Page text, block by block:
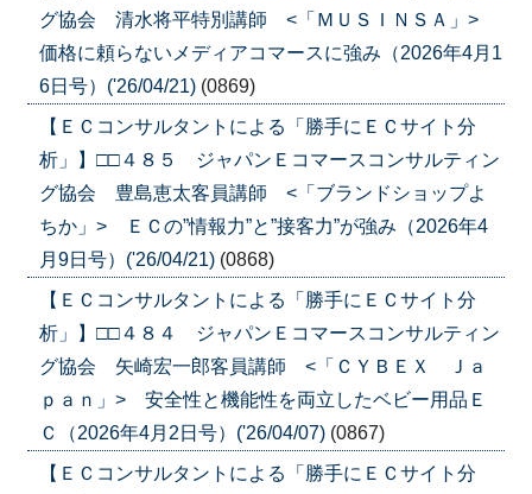
グ協会 清水将平特別講師 <「ＭＵＳＩＮＳＡ」>
価格に頼らないメディアコマースに強み（2026年4月1
6日号）('26/04/21) (0869)
【ＥＣコンサルタントによる「勝手にＥＣサイト分
析」】□□４８５ ジャパンＥコマースコンサルティン
グ協会 豊島恵太客員講師 <「ブランドショップよ
ちか」> ＥＣの”情報力”と”接客力”が強み（2026年4
月9日号）('26/04/21) (0868)
【ＥＣコンサルタントによる「勝手にＥＣサイト分
析」】□□４８４ ジャパンＥコマースコンサルティン
グ協会 矢崎宏一郎客員講師 <「ＣＹＢＥＸ Ｊａ
ｐａｎ」> 安全性と機能性を両立したベビー用品Ｅ
Ｃ（2026年4月2日号）('26/04/07) (0867)
【ＥＣコンサルタントによる「勝手にＥＣサイト分